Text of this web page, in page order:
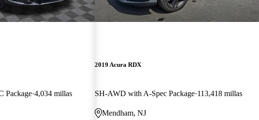
Package 4,034 millas
2019 Acura RDX
SH-AWD with A-Spec Package 113,418 millas
Mendham, NJ